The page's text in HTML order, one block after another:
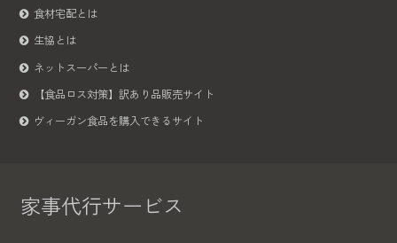
食材宅配とは
生協とは
ネットスーパーとは
【食品ロス対策】訳あり品販売サイト
ヴィーガン食品を購入できるサイト
家事代行サービス